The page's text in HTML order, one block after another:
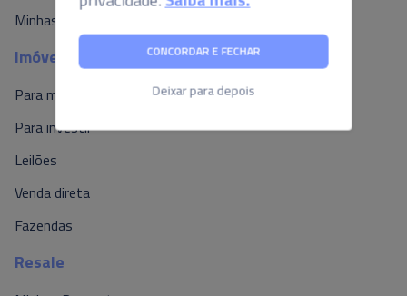
Deixar para depois
Minhas Propostas
Imóveis
Para morar
Para investir
Leilões
Venda direta
Fazendas
Resale